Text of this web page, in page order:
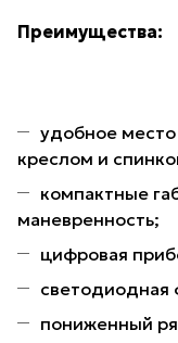
Преимущества:
удобное
креслом и
компактные
маневренность;
цифровая
светодиодная
пониженный